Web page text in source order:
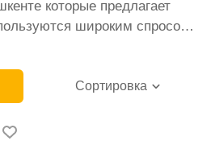
которые предлагает
широким спросом
Мы обеспечиваем лучшие
товара. Магниты в
ведущими
список которых
Мы доставляем товар в
Сортировка